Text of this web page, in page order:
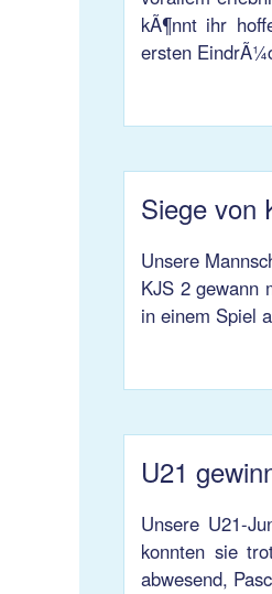
kÃ¶nnt ihr
ersten
Siege von
Unsere
KJS 2 gewann
in einem Spiel
U21
Unsere U21-
konnten sie
abwesend,